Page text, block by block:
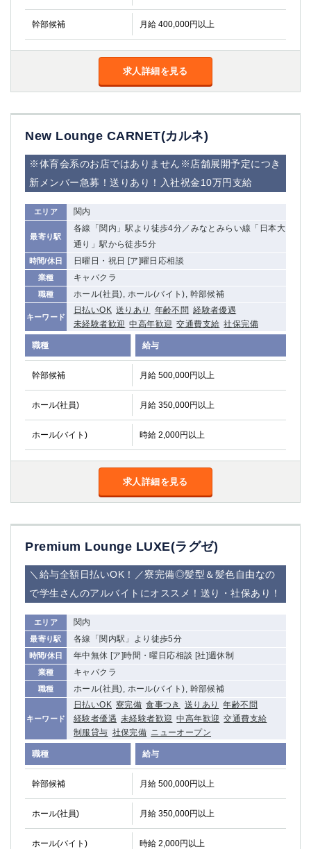
幹部候補 月給 400,000円以上
求人詳細を見る
New Lounge CARNET(カルネ)
※体育会系のお店ではありません※店舗展開予定につき
新メンバー急募！送りあり！入社祝金10万円支給
エリア 関内
最寄り駅
各線「関内」駅より徒歩4分／みなとみらい線「日本大
通り」駅から徒歩5分
時間/休日 日曜日・祝日 [ア]曜日応相談
業種 キャバクラ
職種 ホール(社員), ホール(バイト), 幹部候補
キーワード
日払いOK 送りあり 年齢不問 経験者優遇
未経験者歓迎 中高年歓迎 交通費支給 社保完備
職種 給与
幹部候補 月給 500,000円以上
ホール(社員) 月給 350,000円以上
ホール(バイト) 時給 2,000円以上
求人詳細を見る
Premium Lounge LUXE(ラグゼ)
＼給与全額日払いOK！／寮完備◎髪型＆髪色自由なの
で学生さんのアルバイトにオススメ！送り・社保あり！
エリア 関内
最寄り駅 各線「関内駅」より徒歩5分
時間/休日 年中無休 [ア]時間・曜日応相談 [社]週休制
業種 キャバクラ
職種 ホール(社員), ホール(バイト), 幹部候補
キーワード
日払いOK 寮完備 食事つき 送りあり
年齢不問
経験者優遇 未経験者歓迎 中高年歓迎 交通費支給
制服貸与 社保完備 ニューオープン
職種 給与
幹部候補 月給 500,000円以上
ホール(社員) 月給 350,000円以上
ホール(バイト) 時給 2,000円以上
①銀座 ②新橋
錦糸町(南口)
蒲田(西口)
清瀬（南口）
①東武練馬 ②成増・板橋 ③大山 ②池袋
池袋東口
大井町
下赤塚
竹ノ塚
三鷹
亀戸
水道橋
幡ヶ谷
祖師ヶ谷大蔵
小岩
湯島
久米川
五井
神奈川県
関内
川崎
溝の口
新横浜
平塚
武蔵小杉
橋本
小田原
横浜・桜木町
関内・馬車道・日ノ出町
武蔵新城
戸塚
たまプラーザ
相模原
桜木町
大宮
南越谷
所沢
熊谷
獨協大学前＜草加松原＞ 北浦和（西口）
蕨
千葉県
船橋
津田沼
千葉
西船橋
佐倉
柏（西口）
木更津
柏（東口）
下総中山
茂原
松戸
八千代台
本八幡
栃木県